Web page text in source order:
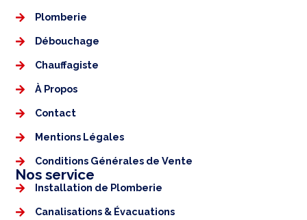
Plomberie
Débouchage
Chauffagiste
À Propos
Contact
Mentions Légales​
Conditions Générales de Vente
Nos service
Installation de Plomberie
Canalisations & Évacuations